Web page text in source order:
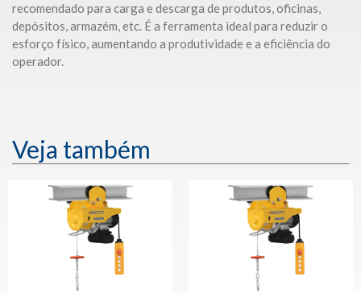
recomendado para carga e descarga de produtos, oficinas,
depósitos, armazém, etc. É a ferramenta ideal para reduzir o
esforço físico, aumentando a produtividade e a eficiência do
operador.
Veja também